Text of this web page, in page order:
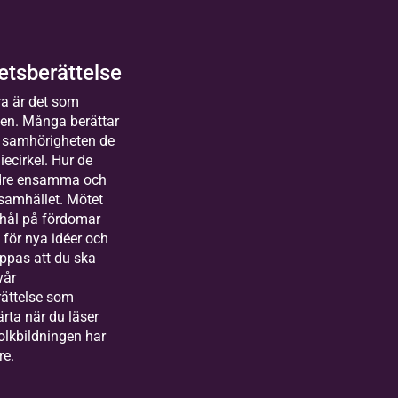
Kommande
10 tillfällen
till Bilda
långt
heart
är det som
Många berättar
de
Hur de
ensamma och
Mötet
på fördomar
nya idéer och
att du ska
som
när du läser
har